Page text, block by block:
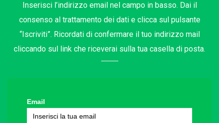
Inserisci l’indirizzo email nel campo in basso. Dai il
consenso al trattamento dei dati e clicca sul pulsante
“Iscriviti”. Ricordati di confermare il tuo indirizzo mail
cliccando sul link che riceverai sulla tua casella di posta.
Email